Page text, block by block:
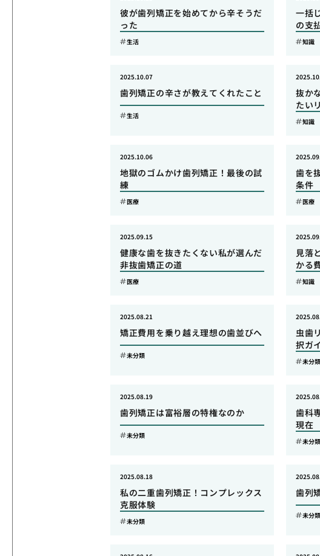
彼が歯列矯正を始めてから辛そうだ
った
生活
一括
の支
知識
歯列矯正の辛さが教えてくれたこと
2025.10.07
生活
抜か
たい
知識
地獄のゴムかけ歯列矯正！最後の試
練
2025.10.06
医療
歯を
条件
医療
健康な歯を抜きたくない私が選んだ
非抜歯矯正の道
2025.09.15
医療
見落
かる
知識
矯正費用を乗り越え理想の歯並びへ
2025.08.21
未分類
虫歯
択ガ
未分類
歯列矯正は富裕層の特権なのか
2025.08.19
未分類
歯科
現在
未分類
私の二重歯列矯正！コンプレックス
克服体験
2025.08.18
未分類
歯列
未分類